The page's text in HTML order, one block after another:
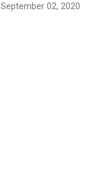
September 02, 2020